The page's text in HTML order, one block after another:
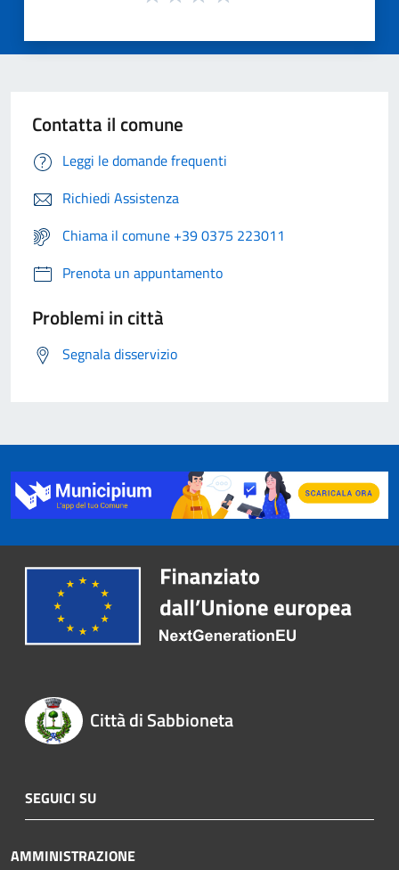
Contatta il comune
Leggi le domande frequenti
Richiedi Assistenza
Chiama il comune +39 0375 223011
Prenota un appuntamento
Problemi in città
Segnala disservizio
Città di Sabbioneta
SEGUICI SU
AMMINISTRAZIONE